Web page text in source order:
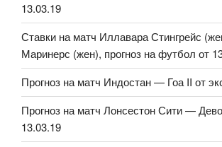
13.03.19
Ставки на матч Иллавара Стингрейс
Маринерс (жен), прогноз на футбол от
Прогноз на матч Индостан — Гоа II от
Прогноз на матч Лонсестон Сити —
13.03.19